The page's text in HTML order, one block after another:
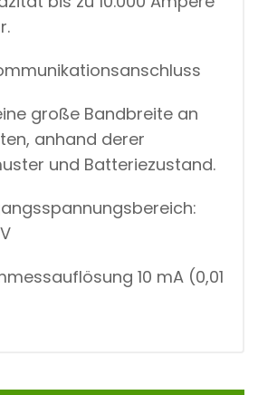
große Bandbreite an
anhand derer
und Batteriezustand.
10 mA (0,01